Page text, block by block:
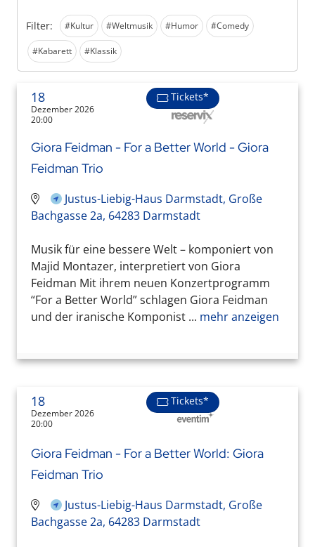
Filter: #Kultur #Weltmusik #Humor #Comedy
#Kabarett #Klassik
18
Dezember 2026
20:00
Tickets*
Giora Feidman - For a Better World - Giora
Feidman Trio
Justus-Liebig-Haus Darmstadt, Große
Bachgasse 2a, 64283 Darmstadt
Musik für eine bessere Welt – komponiert von
Majid Montazer, interpretiert von Giora
Feidman Mit ihrem neuen Konzertprogramm
“For a Better World” schlagen Giora Feidman
und der iranische Komponist ... mehr anzeigen
18
Dezember 2026
20:00
Tickets*
Giora Feidman - For a Better World: Giora
Feidman Trio
Justus-Liebig-Haus Darmstadt, Große
Bachgasse 2a, 64283 Darmstadt